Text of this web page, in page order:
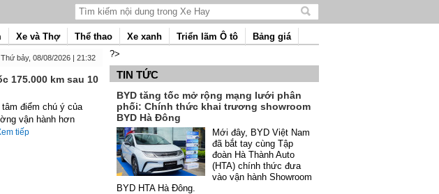
Tìm
nội
Xe và Thợ Thể thao Xe xanh Triển lãm Ô tô
Bảng giá
Thứ bảy, 08/08/2026 | 21:32
175.000 km sau 10
điểm chú ý của
vận hành hơn
tiếp
?>
TIN TỨC
BYD tăng tốc mở rộng mạng lưới phân
phối: Chính thức khai trương showroom
BYD Hà Đông
Mới đây, BYD Việt Nam
đã bắt tay cùng Tập
đoàn Hà Thành Auto
(HTA) chính thức đưa
vào vận hành Showroom
BYD HTA Hà Đông.